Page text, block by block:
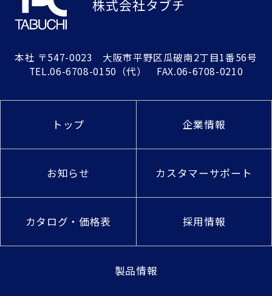
株式会社タブチ
本社 〒547-0023 大阪市平野区瓜破南2丁目1番56号
TEL.06-6708-0150 （代） FAX.06-6708-0210
トップ 企業情報
お知らせ カスタマーサポート
カタログ・価格表 採用情報
製品情報